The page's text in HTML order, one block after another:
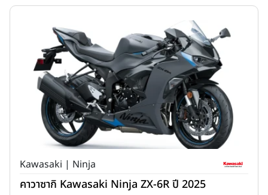
Kawasaki | Ninja
คาวาซากิ Kawasaki Ninja ZX-6R ปี 2025